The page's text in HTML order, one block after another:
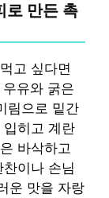
로 만든 촉
고 싶다면
유와 굵은
림으로 밑간
히고 계란
바삭하고
이나 손님
운 맛을 자랑